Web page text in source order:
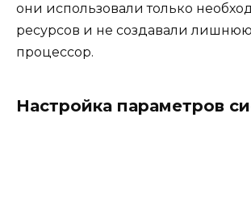
они использовали только
ресурсов и не создавали лишнюю
процессор.
Настройка параметров